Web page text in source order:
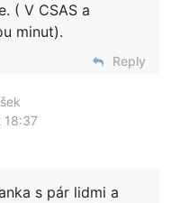
( V CSAS a
minut).
Reply
18:37
s pár lidmi a